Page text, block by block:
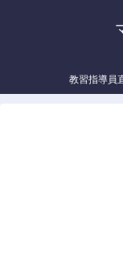
教習指導員